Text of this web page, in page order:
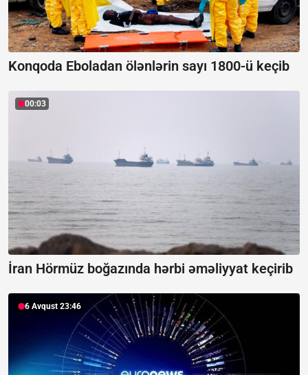
Konqoda Eboladan ölənlərin sayı 1800-ü keçib
00:03
İran Hörmüz boğazında hərbi əməliyyat keçirib
6 Avqust 23:46